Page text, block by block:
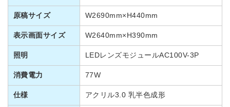
原稿サイズ W2690mm×H440mm
表示画面サイズ W2640mm×H390mm
照明 LEDレンズモジュールAC100V-3P
消費電力 77W
仕様 アクリル3.0 乳半色成形